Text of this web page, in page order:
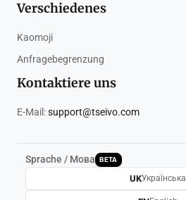
Verschiedenes
Kaomoji
Anfragebegrenzung
Kontaktiere uns
E-Mail:support@tseivo.com
Sprache / Мова BETA
UKУкраїнська